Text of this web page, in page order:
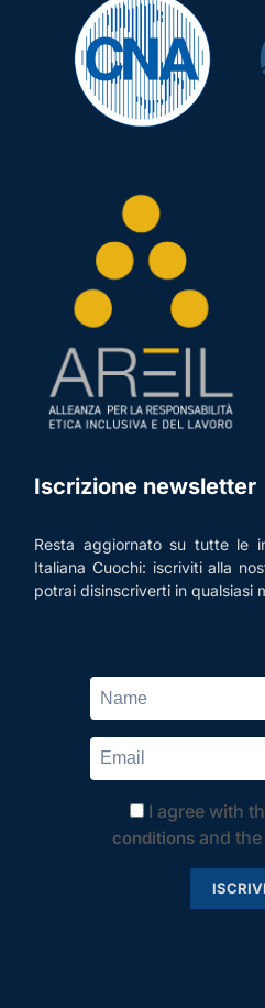
Iscrizione newsletter
Resta aggiornato su tutte le
Italiana Cuochi: iscriviti alla
potrai disinscriverti in qualsiasi
I agree with
conditions and the